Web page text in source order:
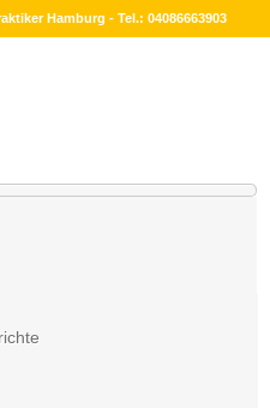
Hamburg - Tel.: 04086663903